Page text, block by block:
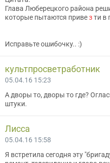
Глава Люберецкого района
которые пытаются привезти в
Исправьте ошибочку.. :)
культпросветработник
05.04.16 15:23
А дворы то, дворы то где?
штуки.
Лисса
05.04.16 15:58
Я встретила сегодня эту